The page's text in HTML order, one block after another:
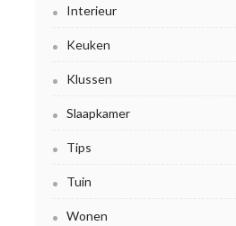
Interieur
Keuken
Klussen
Slaapkamer
Tips
Tuin
Wonen